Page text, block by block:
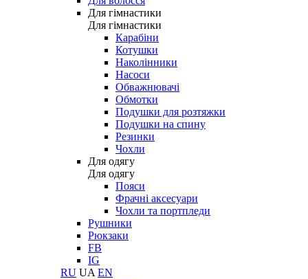
Для гімнастики
Для гімнастики
Карабіни
Котушки
Наколінники
Насоси
Обважнювачі
Обмотки
Подушки для розтяжки
Подушки на спину
Резинки
Чохли
Для одягу
Для одягу
Пояси
Фрачні аксесуари
Чохли та портпледи
Рушники
Рюкзаки
FB
IG
RU UA EN